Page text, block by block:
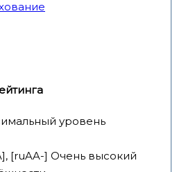
уровень
[ruAA-] Очень высокий